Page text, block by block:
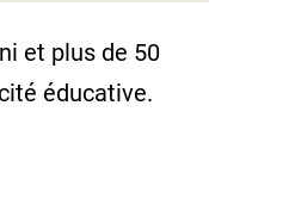
et plus de 50
éducative.